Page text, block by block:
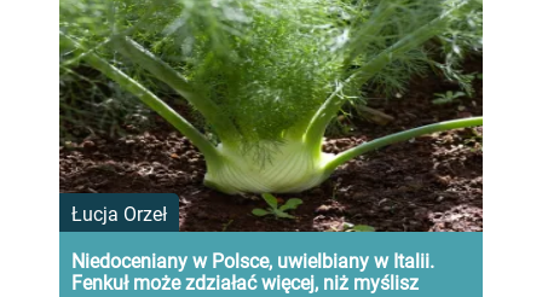
Łucja Orzeł
Niedoceniany w Polsce, uwielbiany w Italii.
Fenkuł może zdziałać więcej, niż myślisz